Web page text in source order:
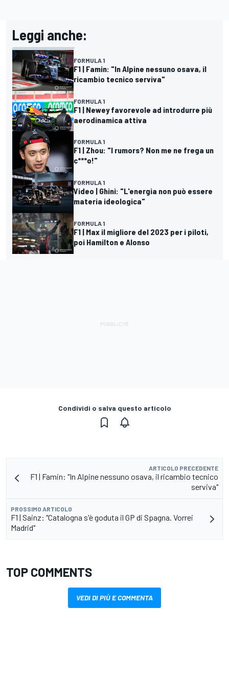
Leggi anche:
FORMULA 1
F1 | Famin: "In Alpine nessuno osava, il
ricambio tecnico serviva"
FORMULA 1
F1 | Newey favorevole ad introdurre più
aerodinamica attiva
FORMULA 1
F1 | Zhou: "I rumors? Non me ne frega un
c***o!"
FORMULA 1
Video | Ghini: "L'energia non può essere
materia ideologica"
FORMULA 1
F1 | Max il migliore del 2023 per i piloti,
poi Hamilton e Alonso
Condividi o salva questo articolo
ARTICOLO PRECEDENTE
F1 | Famin: "In Alpine nessuno osava, il ricambio tecnico
serviva"
PROSSIMO ARTICOLO
F1 | Sainz: "Catalogna s'è goduta il GP di Spagna. Vorrei
Madrid"
TOP COMMENTS
VEDI DI PIÙ E COMMENTA